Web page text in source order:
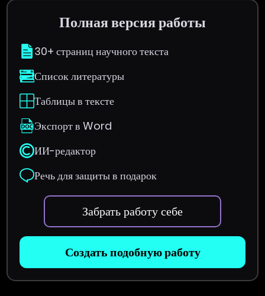
Полная версия работы
30+ страниц научного текста
Список литературы
Таблицы в тексте
Экспорт в Word
ИИ-редактор
Речь для защиты в подарок
Забрать работу себе
Создать подобную работу